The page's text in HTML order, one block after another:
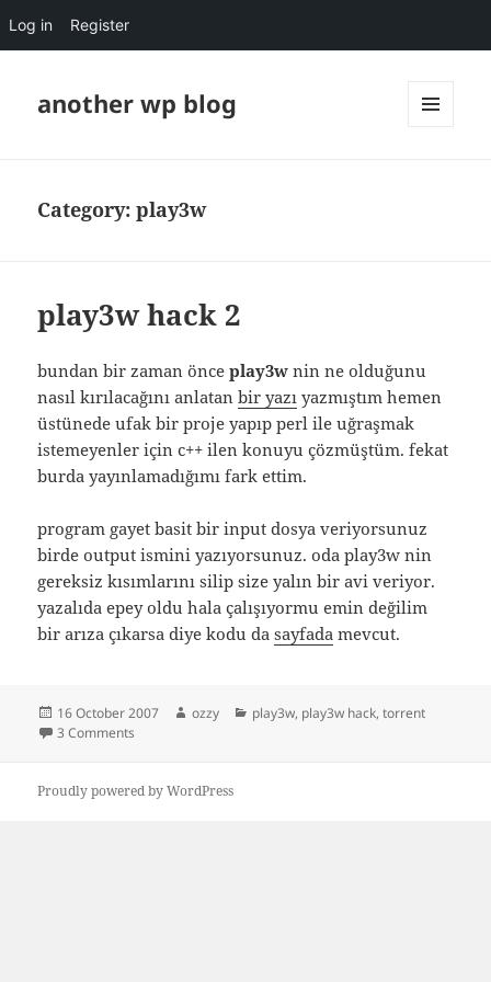
Log in Register
another wp blog
Category:play3w
play3w hack 2
bundan bir zaman önceplay3w nin ne olduğunu
nasıl kırılacağını anlatanbir yazı yazmıştım hemen
üstünede ufak bir proje yapıp perl ile uğraşmak
istemeyenler için c++ ilen konuyu çözmüştüm. fekat
burda yayınlamadığımı fark ettim.
program gayet basit bir input dosya veriyorsunuz
birde output ismini yazıyorsunuz. oda play3w nin
gereksiz kısımlarını silip size yalın bir avi veriyor.
yazalıda epey oldu hala çalışıyormu emin değilim
bir arıza çıkarsa diye kodu dasayfada mevcut.
Posted
on
16 October 2007 Author
ozzy Categories
play3w, play3w hack,torrent
3 Comments
Proudly powered by WordPress